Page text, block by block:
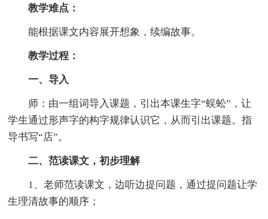
教学难点：
能根据课文内容展开想象，续编故事。
教学过程：
一、导入
师：由一组词导入课题，引出本课生字“蜈蚣”，让
学生通过形声字的构字规律认识它，从而引出课题。指
导书写“店”。
二、范读课文，初步理解
1、老师范读课文，边听边提问题，通过提问题让学
生理清故事的顺序；